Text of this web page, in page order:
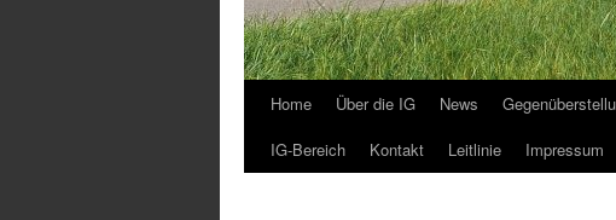
Home Über die IG News
IG-Bereich
Kontakt Leitlinie Impressum